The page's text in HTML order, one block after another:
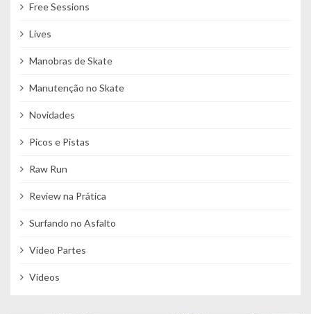
Free Sessions
Lives
Manobras de Skate
Manutenção no Skate
Novidades
Picos e Pistas
Raw Run
Review na Prática
Surfando no Asfalto
Vídeo Partes
Vídeos